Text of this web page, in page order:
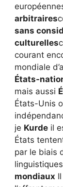
arbitraires
sans
culturelles
courant
mondiale
États-
mais aussi
États-Unis
je Kurde il
États
par le biais
mondiaux